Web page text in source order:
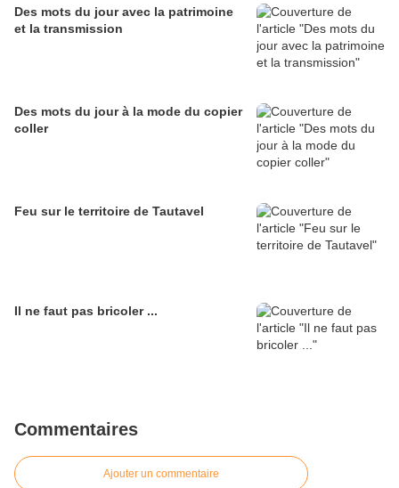
Des mots du jour avec la patrimoine
et la transmission
Des mots du jour à la mode du copier
coller
Feu sur le territoire de Tautavel
Il ne faut pas bricoler ...
Commentaires
Ajouter un commentaire